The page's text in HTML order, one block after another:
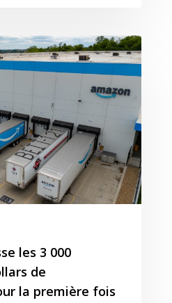
les 3 000
de
la première fois
Reporting
Gestion des Reviews
Presse
Agence Amazon Ads
Partner
Amazon Advertising
Livres Blanc
Nos Podcasts
Nos Vidéos
Contact
Krooga SAS
38 Avenue de Saxe, 69006
T:+ 33 04 78 52 38 15